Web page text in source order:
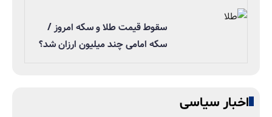
سقوط قیمت طلا و سکه امروز /
سکه امامی چند میلیون ارزان شد؟
اخبار سیاسی